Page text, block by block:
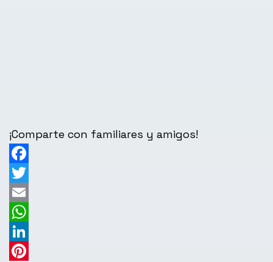
¡Comparte con familiares y amigos!
Facebook
Twitter
Email
WhatsApp
LinkedIn